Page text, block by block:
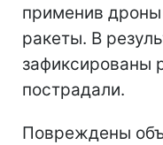
применив дроны
ракеты. В
зафиксированы
пострадали.
Повреждены